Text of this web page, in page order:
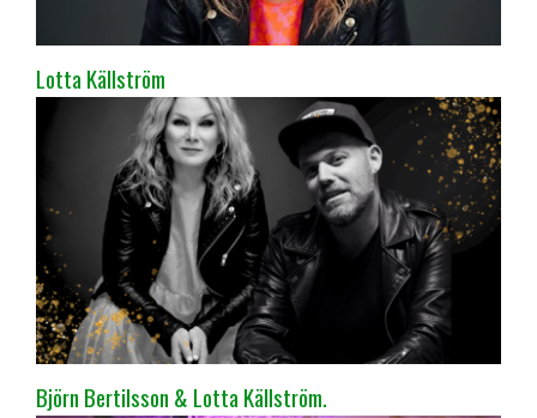
Lotta Källström
Björn Bertilsson & Lotta Källström.